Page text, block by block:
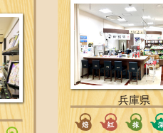
兵庫県